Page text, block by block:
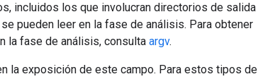
incluidos los que involucran directorios de salida
pueden leer en la fase de análisis. Para obtener
la fase de análisis, consulta argv.
la exposición de este campo. Para estos tipos de